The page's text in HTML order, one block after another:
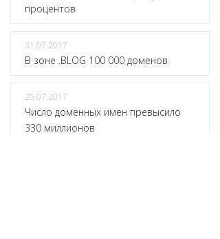
процентов
31.07.2017
В зоне .BLOG 100 000 доменов
25.07.2017
Число доменных имен превысило
330 миллионов